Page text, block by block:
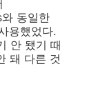
동일한
용했었다.
안 됐기 때
돼 다른 것